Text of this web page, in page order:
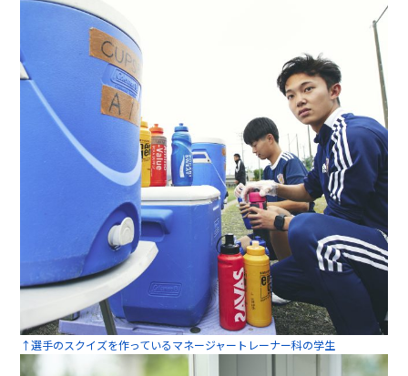
↑選手のスクイズを作っているマネージャートレーナー科の学生